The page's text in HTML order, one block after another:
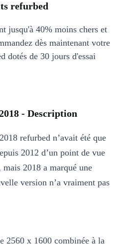
refurbed
jusqu'à 40% moins chers et
dès maintenant votre
dotés de 30 jours d'essai
- Description
refurbed n’avait été que
2012 d’un point de vue
2018 a marqué une
version n’a vraiment pas
2560 x 1600 combinée à la